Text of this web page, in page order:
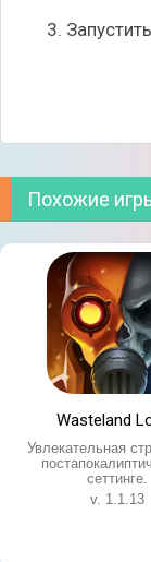
собственной
этих
Похожие
Wasteland
Увлекательная
сеттинге.
v. 1.1.13